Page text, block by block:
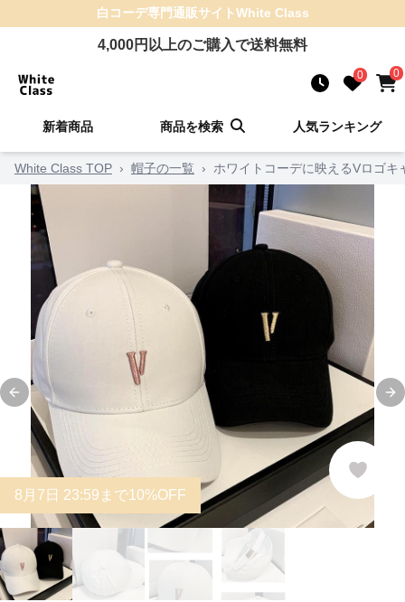
白コーデ専門通販サイトWhite Class
4,000円以上のご購入で送料無料
0 0
新着商品 商品を検索 人気ランキング
White Class TOP › 帽子の一覧 › ホワイトコーデに映えるVロゴ
Previous slide
8 月 7 日 23:59まで10%OFF